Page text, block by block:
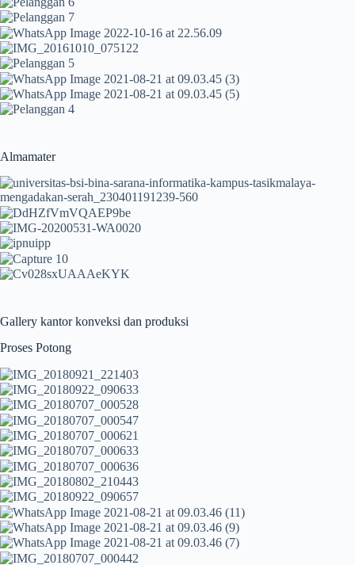
Almamater
Gallery kantor konveksi dan produksi
Proses Potong